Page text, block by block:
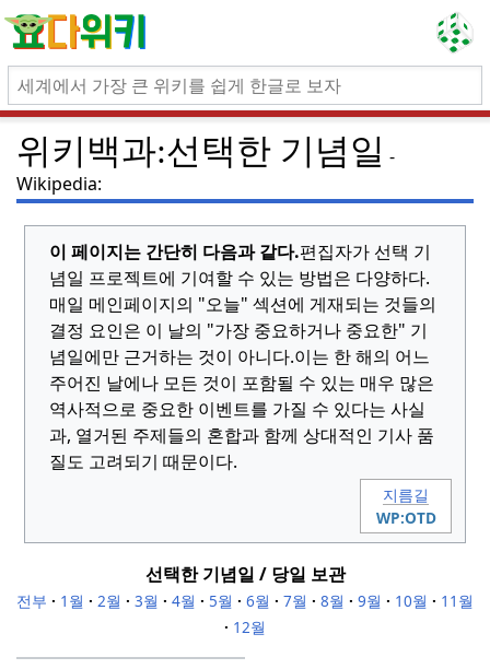
위키백과:선택한 기념일
Wikipedia:
이 페이지는 간단히 다음과 같다.편집자가 선택 기
념일 프로젝트에 기여할 수 있는 방법은 다양하다.
매일 메인페이지의 "오늘" 섹션에 게재되는 것들의
결정 요인은 이 날의 "가장 중요하거나 중요한" 기
념일에만 근거하는 것이 아니다.이는 한 해의 어느
주어진 날에나 모든 것이 포함될 수 있는 매우 많은
역사적으로 중요한 이벤트를 가질 수 있다는 사실
과, 열거된 주제들의 혼합과 함께 상대적인 기사 품
질도 고려되기 때문이다.
지름길
WP:OTD
선택한 기념일 / 당일 보관
전부 · 1월 · 2월 · 3월 · 4월 · 5월 · 6월 · 7월 · 8월 · 9월 · 10월 · 11월
· 12월